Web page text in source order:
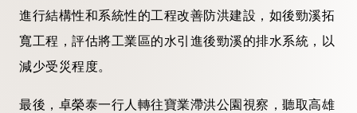
進行結構性和系統性的工程改善防洪建設，如後勁溪拓
寬工程，評估將工業區的水引進後勁溪的排水系統，以
減少受災程度。
最後，卓榮泰一行人轉往寶業滯洪公園視察，聽取高雄